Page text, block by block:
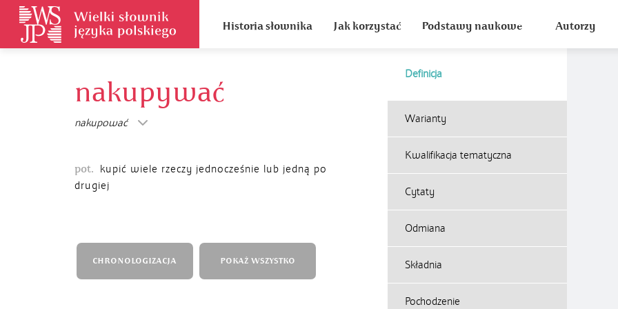
Historia słownika Jak korzystać Podstawy naukowe Autorzy
nakupywać
nakupować
Definicja
pot.
kupić wiele rzeczy jednocześnie lub jedną po
drugiej
Warianty
Kwalifikacja tematyczna
Cytaty
Odmiana
Składnia
Pochodzenie
CHRONOLOGIZACJA POKAŻ WSZYSTKO